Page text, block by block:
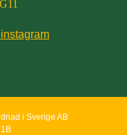
i Sverige AB